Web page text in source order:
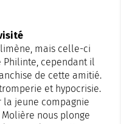
mais celle-ci
Philinte, cependant il
de cette amitié.
et hypocrisie.
la jeune compagnie
nous plonge